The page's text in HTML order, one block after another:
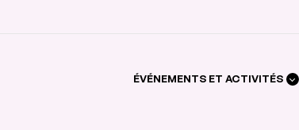
ÉVÉNEMENTS ET ACTIVITÉS